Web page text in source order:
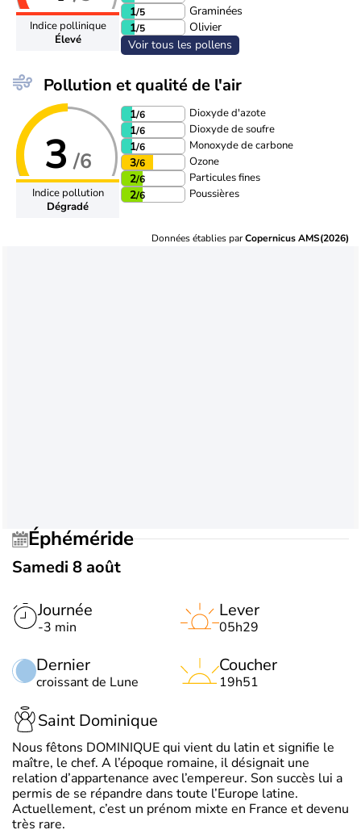
Indice pollinique
Élevé
1/5
Graminées
1/5
Olivier
Voir tous les pollens
Pollution et qualité de l'air
3 /6
Indice pollution
Dégradé
1/6 Dioxyde d'azote
1/6 Dioxyde de soufre
1/6 Monoxyde de carbone
3/6 Ozone
2/6 Particules fines
2/6 Poussières
Données établies parCopernicus AMS(2026)
Éphéméride
Samedi 8 août
Journée
-3 min
Dernier
croissant de Lune
Lever
05h29
Coucher
19h51
Saint Dominique
Nous fêtons DOMINIQUE qui vient du latin et signifie le
maître, le chef. A l’époque romaine, il désignait une
relation d’appartenance avec l’empereur. Son succès lui a
permis de se répandre dans toute l’Europe latine.
Actuellement, c’est un prénom mixte en France et devenu
très rare.